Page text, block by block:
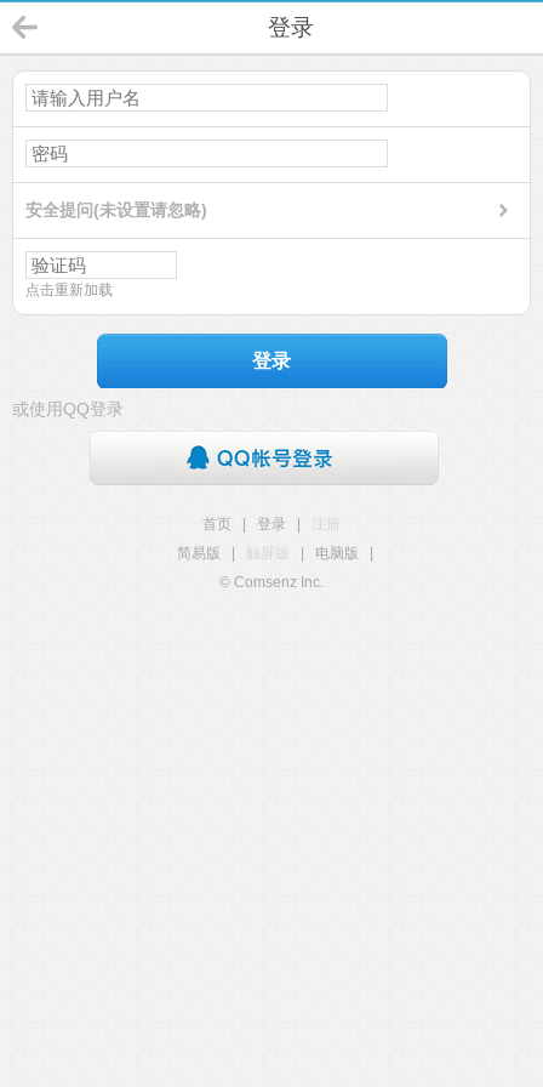
登录
安全提问(未设置请忽略)
点击重新加载
登录
或使用QQ登录
首页 登录
注册
简易版
触屏版 电脑版
© Comsenz Inc.